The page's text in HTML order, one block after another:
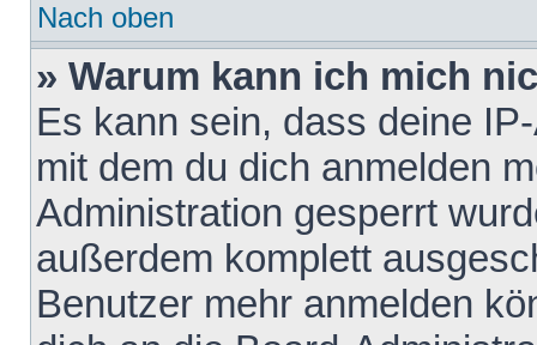
Nach oben
» Warum kann ich mich
Es kann sein, dass deine
mit dem du dich anmelden
Administration gesperrt
außerdem komplett
Benutzer mehr anmelden